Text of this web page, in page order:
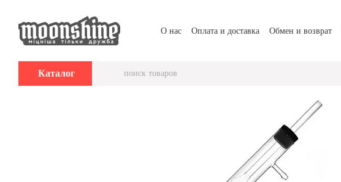
О нас Оплата и доставка Обмен и возврат
Каталог